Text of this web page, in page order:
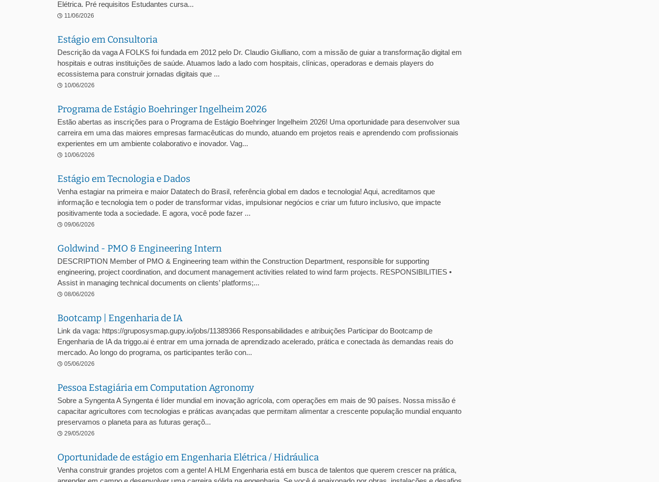
Elétrica. Pré requisitos Estudantes cursa...
11/06/2026
Estágio em Consultoria
Descrição da vaga A FOLKS foi fundada em 2012 pelo Dr. Claudio Giulliano, com a missão de guiar a transformação digital em
hospitais e outras instituições de saúde. Atuamos lado a lado com hospitais, clínicas, operadoras e demais players do
ecossistema para construir jornadas digitais que ...
10/06/2026
Programa de Estágio Boehringer Ingelheim 2026
Estão abertas as inscrições para o Programa de Estágio Boehringer Ingelheim 2026! Uma oportunidade para desenvolver sua
carreira em uma das maiores empresas farmacêuticas do mundo, atuando em projetos reais e aprendendo com profissionais
experientes em um ambiente colaborativo e inovador. Vag...
10/06/2026
Estágio em Tecnologia e Dados
Venha estagiar na primeira e maior Datatech do Brasil, referência global em dados e tecnologia! Aqui, acreditamos que
informação e tecnologia tem o poder de transformar vidas, impulsionar negócios e criar um futuro inclusivo, que impacte
positivamente toda a sociedade. E agora, você pode fazer ...
09/06/2026
Goldwind - PMO & Engineering Intern
DESCRIPTION Member of PMO & Engineering team within the Construction Department, responsible for supporting
engineering, project coordination, and document management activities related to wind farm projects. RESPONSIBILITIES •
Assist in managing technical documents on clients’ platforms;...
08/06/2026
Bootcamp | Engenharia de IA
Link da vaga: https://gruposysmap.gupy.io/jobs/11389366 Responsabilidades e atribuições Participar do Bootcamp de
Engenharia de IA da triggo.ai é entrar em uma jornada de aprendizado acelerado, prática e conectada às demandas reais do
mercado. Ao longo do programa, os participantes terão con...
05/06/2026
Pessoa Estagiária em Computation Agronomy
Sobre a Syngenta A Syngenta é líder mundial em inovação agrícola, com operações em mais de 90 países. Nossa missão é
capacitar agricultores com tecnologias e práticas avançadas que permitam alimentar a crescente população mundial enquanto
preservamos o planeta para as futuras geraçõ...
29/05/2026
Oportunidade de estágio em Engenharia Elétrica / Hidráulica
Venha construir grandes projetos com a gente! A HLM Engenharia está em busca de talentos que querem crescer na prática,